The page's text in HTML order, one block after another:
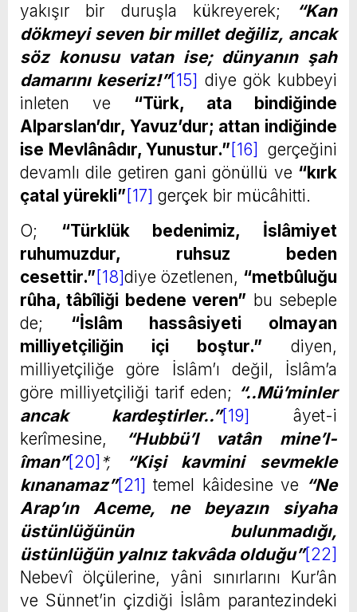
yakışır bir duruşla kükreyerek;
“Kan
dökmeyi seven bir millet değiliz, ancak
söz konusu vatan ise; dünyanın şah
damarını keseriz!”[15] diye gök kubbeyi
inleten ve “Türk, ata bindiğinde
Alparslan’dır, Yavuz’dur; attan indiğinde
ise Mevlânâdır, Yunustur.” [16] gerçeğini
devamlı dile getiren gani gönüllü ve “kırk
çatal yürekli” [17] gerçek bir mücâhitti.
O; “Türklük bedenimiz, İslâmiyet
ruhumuzdur, ruhsuz beden
cesettir.” [18]diye özetlenen, “metbûluğu
rûha, tâbîliği bedene veren” bu sebeple
de; “İslâm hassâsiyeti olmayan
milliyetçiliğin içi boştur.” diyen,
milliyetçiliğe göre İslâm’ı değil, İslâm’a
göre milliyetçiliği tarif eden; “..Mü’minler
ancak kardeştirler..”[19] âyet-i
kerîmesine,
“Hubbü’l vatân mine’l-
îman”[20] *,
“Kişi kavmini sevmekle
kınanamaz”[21] temel kâidesine ve “Ne
Arap’ın Aceme, ne beyazın siyaha
üstünlüğünün bulunmadığı,
üstünlüğün yalnız takvâda olduğu”[22]
Nebevî ölçülerine, yâni sınırlarını Kur’ân
ve Sünnet’in çizdiği İslâm parantezindeki